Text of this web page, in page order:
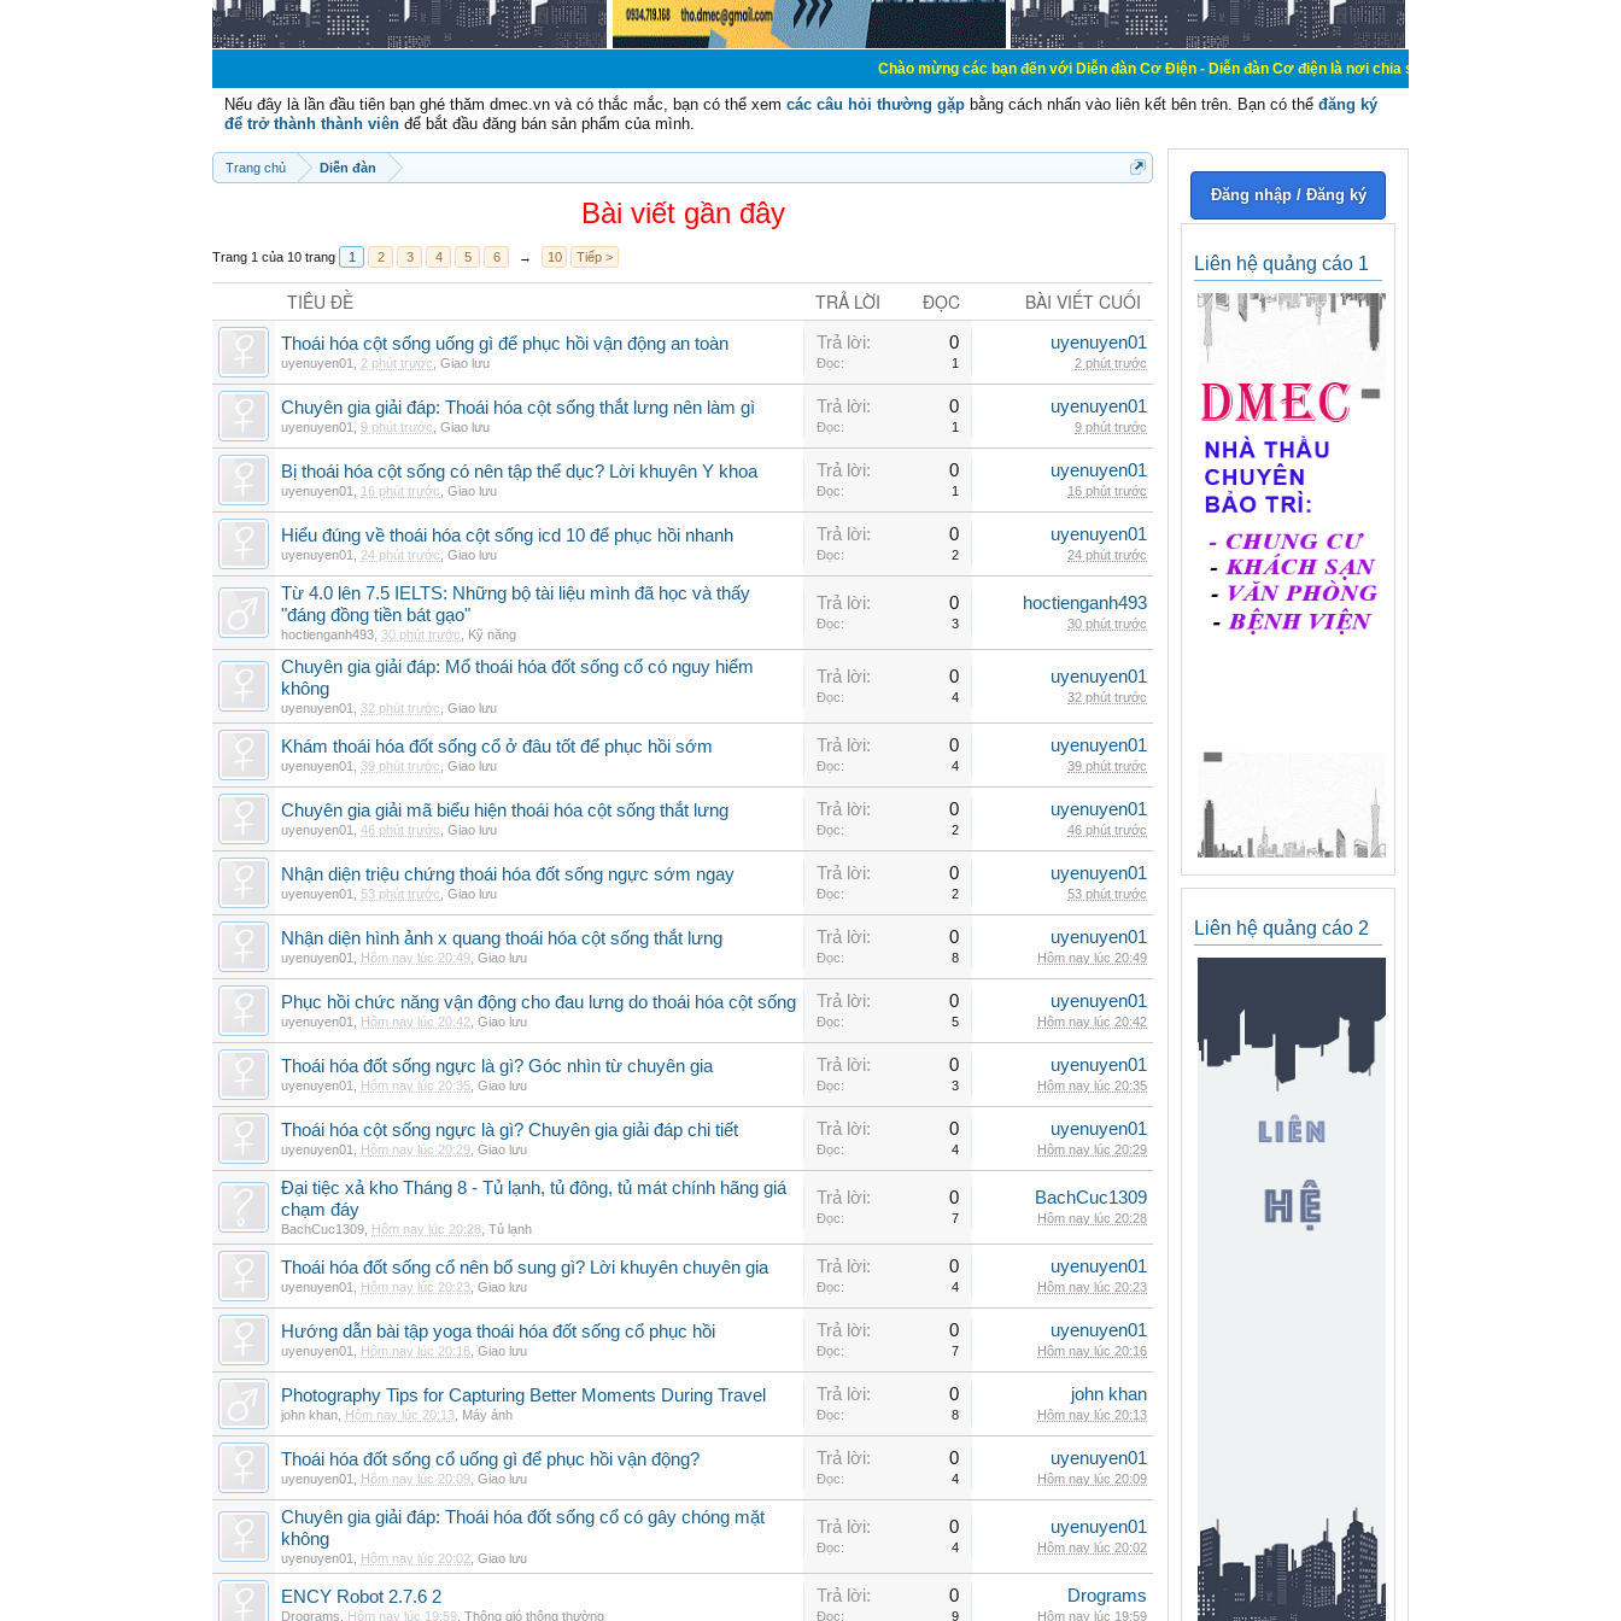
Chào mừng các bạn đến với Diễn đàn Cơ Điện - Diễn đàn Cơ điện là nơi chia sẽ kiến thức kinh nghiệm trong lãnh vực
Nếu đây là lần đầu tiên bạn ghé thăm dmec.vn và có thắc mắc, bạn có thể xem các câu hỏi thường gặp bằng cách nhấn vào liên kết bên trên. Bạn có thể đăng ký
để trở thành thành viên để bắt đầu đăng bán sản phẩm của mình.
Trang chủ Diễn đàn
Bài viết gần đây
Trang 1 của 10 trang 1 2 3 4 5 6 → 10 Tiếp >
TIÊU ĐỀ TRẢ LỜI ĐỌC BÀI VIẾT CUỐI
Thoái hóa cột sống uống gì để phục hồi vận động an toàn
uyenuyen01 2 phút trước Giao lưu
Trả lời: 0
Đọc: 1
uyenuyen01
2 phút trước
Chuyên gia giải đáp: Thoái hóa cột sống thắt lưng nên làm gì
uyenuyen01 9 phút trước Giao lưu
Trả lời: 0
Đọc: 1
uyenuyen01
9 phút trước
Bị thoái hóa cột sống có nên tập thể dục? Lời khuyên Y khoa
uyenuyen01 16 phút trước Giao lưu
Trả lời: 0
Đọc: 1
uyenuyen01
16 phút trước
Hiểu đúng về thoái hóa cột sống icd 10 để phục hồi nhanh
uyenuyen01 24 phút trước Giao lưu
Trả lời: 0
Đọc: 2
uyenuyen01
24 phút trước
Từ 4.0 lên 7.5 IELTS: Những bộ tài liệu mình đã học và thấy
"đáng đồng tiền bát gạo"
hoctienganh493 30 phút trước Kỹ năng
Trả lời: 0
Đọc: 3
hoctienganh493
30 phút trước
Chuyên gia giải đáp: Mổ thoái hóa đốt sống cổ có nguy hiểm
không
uyenuyen01 32 phút trước Giao lưu
Trả lời: 0
Đọc: 4
uyenuyen01
32 phút trước
Khám thoái hóa đốt sống cổ ở đâu tốt để phục hồi sớm
uyenuyen01 39 phút trước Giao lưu
Trả lời: 0
Đọc: 4
uyenuyen01
39 phút trước
Chuyên gia giải mã biểu hiện thoái hóa cột sống thắt lưng
uyenuyen01 46 phút trước Giao lưu
Trả lời: 0
Đọc: 2
uyenuyen01
46 phút trước
Nhận diện triệu chứng thoái hóa đốt sống ngực sớm ngay
uyenuyen01 53 phút trước Giao lưu
Trả lời: 0
Đọc: 2
uyenuyen01
53 phút trước
Nhận diện hình ảnh x quang thoái hóa cột sống thắt lưng
uyenuyen01 Hôm nay lúc 20:49 Giao lưu
Trả lời: 0
Đọc: 8
uyenuyen01
Hôm nay lúc 20:49
Phục hồi chức năng vận động cho đau lưng do thoái hóa cột sống
uyenuyen01 Hôm nay lúc 20:42 Giao lưu
Trả lời: 0
Đọc: 5
uyenuyen01
Hôm nay lúc 20:42
Thoái hóa đốt sống ngực là gì? Góc nhìn từ chuyên gia
uyenuyen01 Hôm nay lúc 20:35 Giao lưu
Trả lời: 0
Đọc: 3
uyenuyen01
Hôm nay lúc 20:35
Thoái hóa cột sống ngực là gì? Chuyên gia giải đáp chi tiết
uyenuyen01 Hôm nay lúc 20:29 Giao lưu
Trả lời: 0
Đọc: 4
uyenuyen01
Hôm nay lúc 20:29
Đại tiệc xả kho Tháng 8 - Tủ lạnh, tủ đông, tủ mát chính hãng giá
chạm đáy
BachCuc1309 Hôm nay lúc 20:28 Tủ lạnh
Trả lời: 0
Đọc: 7
BachCuc1309
Hôm nay lúc 20:28
Thoái hóa đốt sống cổ nên bổ sung gì? Lời khuyên chuyên gia
uyenuyen01 Hôm nay lúc 20:23 Giao lưu
Trả lời: 0
Đọc: 4
uyenuyen01
Hôm nay lúc 20:23
Hướng dẫn bài tập yoga thoái hóa đốt sống cổ phục hồi
uyenuyen01 Hôm nay lúc 20:16 Giao lưu
Trả lời: 0
Đọc: 7
uyenuyen01
Hôm nay lúc 20:16
Photography Tips for Capturing Better Moments During Travel
john khan Hôm nay lúc 20:13 Máy ảnh
Trả lời: 0
Đọc: 8
john khan
Hôm nay lúc 20:13
Thoái hóa đốt sống cổ uống gì để phục hồi vận động?
uyenuyen01 Hôm nay lúc 20:09 Giao lưu
Trả lời: 0
Đọc: 4
uyenuyen01
Hôm nay lúc 20:09
Chuyên gia giải đáp: Thoái hóa đốt sống cổ có gây chóng mặt
không
uyenuyen01 Hôm nay lúc 20:02 Giao lưu
Trả lời: 0
Đọc: 4
uyenuyen01
Hôm nay lúc 20:02
ENCY Robot 2.7.6 2
Drograms Hôm nay lúc 19:59 Thông gió thông thường
Trả lời: 0
Đọc: 9
Drograms
Hôm nay lúc 19:59
Đăng nhập / Đăng ký
Liên hệ quảng cáo 1
Liên hệ quảng cáo 2